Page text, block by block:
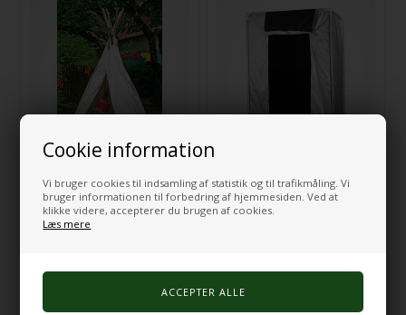
Cookie information
Vi bruger cookies til indsamling af statistik og til trafikmåling. Vi
bruger informationen til forbedring af hjemmesiden. Ved at
klikke videre, accepterer du brugen af cookies.
Læs mere
Tipi, lille
1.035,00DKK
På fjernlager
Pop up sanserum - mørk hule
1.251,00 DKK
På lager